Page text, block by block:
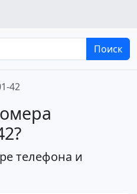
Поиск
42
телефона и